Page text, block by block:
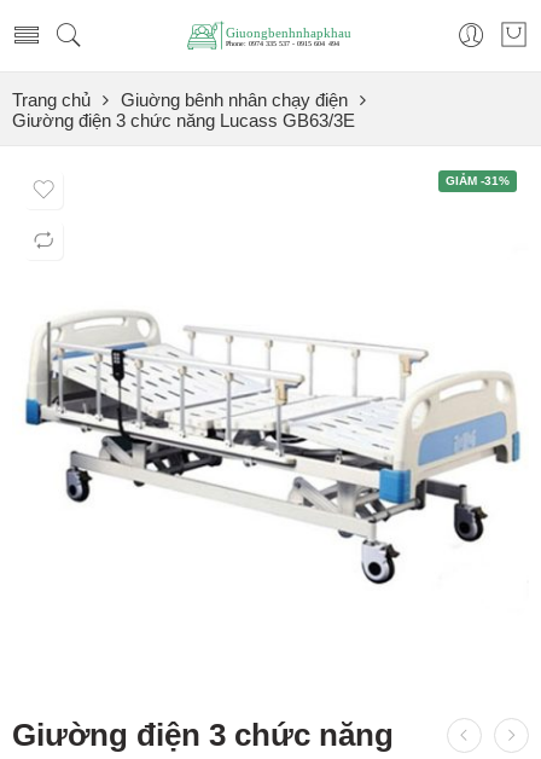
Trang chủ
Giuờng bênh nhân chạy điện
Giường điện 3 chức năng Lucass GB63/3E
GIẢM -31%
Giường điện 3 chức năng